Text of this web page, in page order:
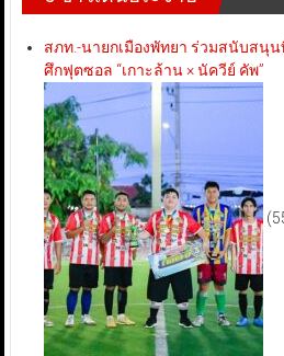
สภท.-นายกเมืองพัทยา ร่วมสนับสนุน
ศึกฟุตซอล “เกาะล้าน × นัควีย์ คัพ”